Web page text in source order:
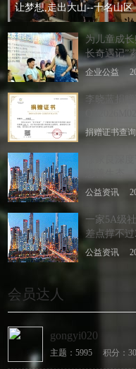
让梦想,走出大山--十名山区
为儿童成
长奇遇记”
企业公益
李晓蓝捐赠
捐赠证书查询
公益资讯
一家5A级
差点撑不过
公益资讯
会员达人
gongyi020
主题：5995 积分：